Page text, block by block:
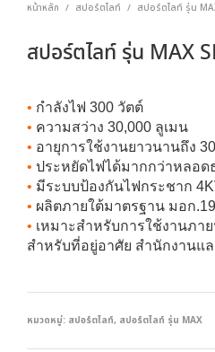
หน้าหลัก / สปอร์ตไลท์ / สปอร์ตไลท์ รุ่น
สปอร์ตไลท์ รุ่น MAX
• กำลังไฟ 300 วัตต์
• ความสว่าง 30,000 ลูเมน
• อายุการใช้งานยาวนานถึง
• ประหยัดไฟได้มากกว่าหลอด
• มีระบบป้องกันไฟกระชาก
• ผลิตภายใต้มาตรฐาน มอก
• เหมาะสำหรับการใช้งานภา
สำหรับที่อยู่อาศัย สำนักงานแ
หมวดหมู่: สปอร์ตไลท์, สปอร์ตไลท์ รุ่น MAX